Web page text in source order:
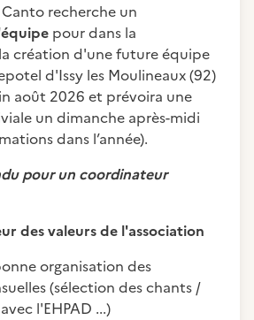
recherche un
pour dans la
création d'une future équipe
d'Issy les Moulineaux (92)
août 2026 et prévoira une
un dimanche après-midi
dans l’année).
pour un coordinateur
des valeurs de l'association
organisation des
(sélection des chants /
l'EHPAD ...)